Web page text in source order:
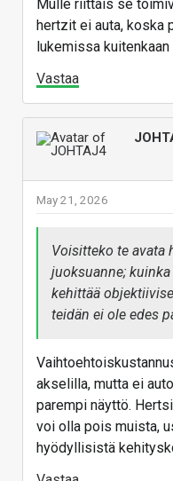
Mulle riittäis se
hertzit ei auta, koska
lukemissa kuitenkaan
Vastaa
May 21, 2026
Voisitteko te avata
juoksuanne;
kehittää
teidän ei ole edes
akselilla, mutta ei
parempi näyttö.
voi olla pois muista,
hyödyllisistä